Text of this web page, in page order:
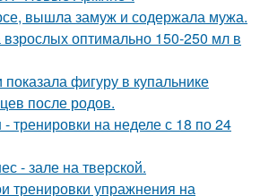
вышла замуж и содержала мужа.
оптимально 150-250 мл в
фигуру в купальнике
после родов.
тренировки на неделе с 18 по 24
- зале на тверской.
тренировки упражнения на